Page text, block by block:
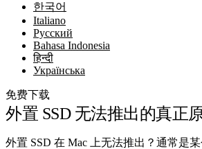
한국어
Italiano
Русский
Bahasa Indonesia
हिन्दी
Українська
免费下载
外置 SSD 无法推出的真正
外置 SSD 在 Mac 上无法推出？通常是